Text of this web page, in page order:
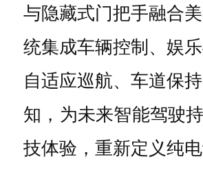
与隐藏式门把手融合
统集成车辆控制、娱
自适应巡航、车道保
知，为未来智能驾驶
技体验，重新定义纯电